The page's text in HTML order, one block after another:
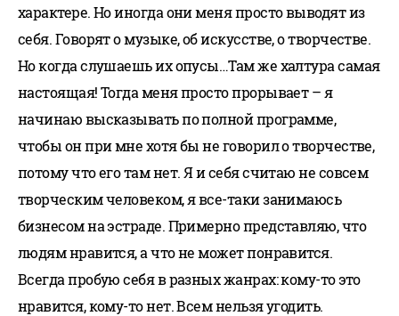
характере. Но иногда они меня просто выводят из
себя. Говорят о музыке, об искусстве, о творчестве.
Но когда слушаешь их опусы…Там же халтура самая
настоящая! Тогда меня просто прорывает – я
начинаю высказывать по полной программе,
чтобы он при мне хотя бы не говорил о творчестве,
потому что его там нет. Я и себя считаю не совсем
творческим человеком, я все-таки занимаюсь
бизнесом на эстраде. Примерно представляю, что
людям нравится, а что не может понравится.
Всегда пробую себя в разных жанрах: кому-то это
нравится, кому-то нет. Всем нельзя угодить.